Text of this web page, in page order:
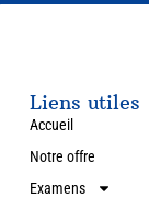
Liens utiles
Accueil
Notre offre
Examens